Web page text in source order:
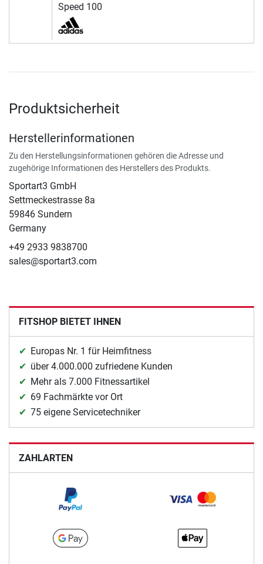
Speed 100
Produktsicherheit
Herstellerinformationen
Zu den Herstellungsinformationen gehören die Adresse und
zugehörige Informationen des Herstellers des Produkts.
Sportart3 GmbH
Settmeckestrasse 8a
59846 Sundern
Germany
+49 2933 9838700
sales@sportart3.com
FITSHOP BIETET IHNEN
Europas Nr. 1 für Heimfitness
über 4.000.000 zufriedene Kunden
Mehr als 7.000 Fitnessartikel
69 Fachmärkte vor Ort
75 eigene Servicetechniker
ZAHLARTEN